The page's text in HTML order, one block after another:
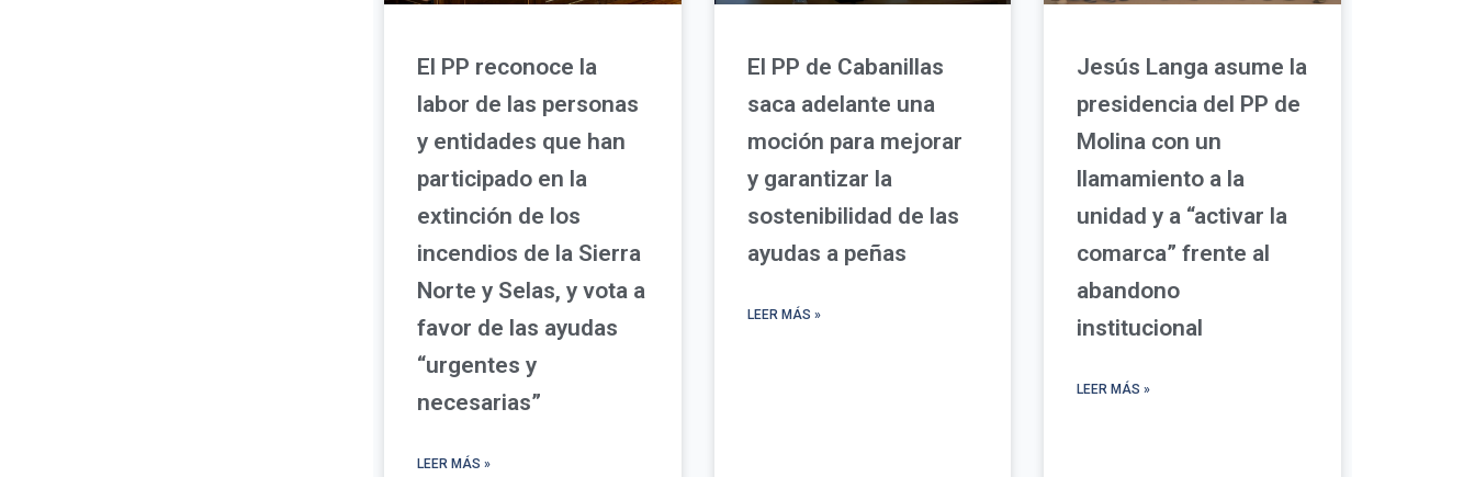
El PP reconoce la
labor de las personas
y entidades que han
participado en la
extinción de los
incendios de la Sierra
Norte y Selas, y vota a
favor de las ayudas
“urgentes y
necesarias”
LEER MÁS »
El PP de Cabanillas
saca adelante una
moción para mejorar
y garantizar la
sostenibilidad de las
ayudas a peñas
LEER MÁS »
Jesús Langa asume la
presidencia del PP de
Molina con un
llamamiento a la
unidad y a “activar la
comarca” frente al
abandono
institucional
LEER MÁS »